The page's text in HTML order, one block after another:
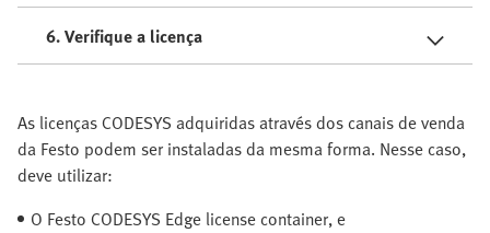
6. Verifique a licença
As licenças CODESYS adquiridas através dos canais de venda
da Festo podem ser instaladas da mesma forma. Nesse caso,
deve utilizar:
O Festo CODESYS Edge license container, e